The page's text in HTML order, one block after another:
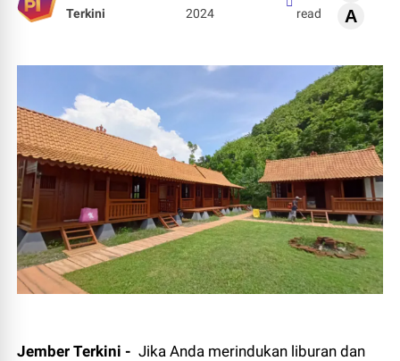
Terkini
2024
read
A
Jember Terkini - Jika Anda merindukan liburan dan